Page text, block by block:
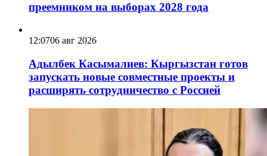
преемником на выборах 2028 года
12:0706 авг 2026
Адылбек Касымалиев: Кыргызстан готов
запускать новые совместные проекты и
расширять сотрудничество с Россией